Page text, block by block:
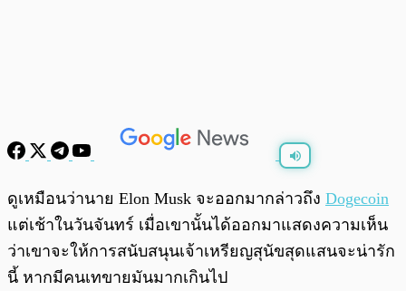
พร้อมเล่น 0:00
ดูเหมือนว่านาย Elon Musk จะออกมากล่าวถึง Dogecoin
แต่เช้าในวันจันทร์ เมื่อเขานั้นได้ออกมาแสดงความเห็น
ว่าเขาจะให้การสนับสนุนเจ้าเหรียญสุนัขสุดแสนจะน่ารัก
นี้ หากมีคนเทขายมันมากเกินไป